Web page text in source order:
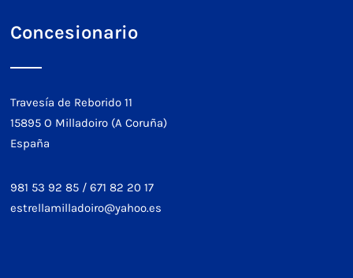
Concesionario
Travesía de Reborido 11
15895 O Milladoiro (A Coruña)
España
981 53 92 85 /671 82 20 17
estrellamilladoiro@yahoo.es